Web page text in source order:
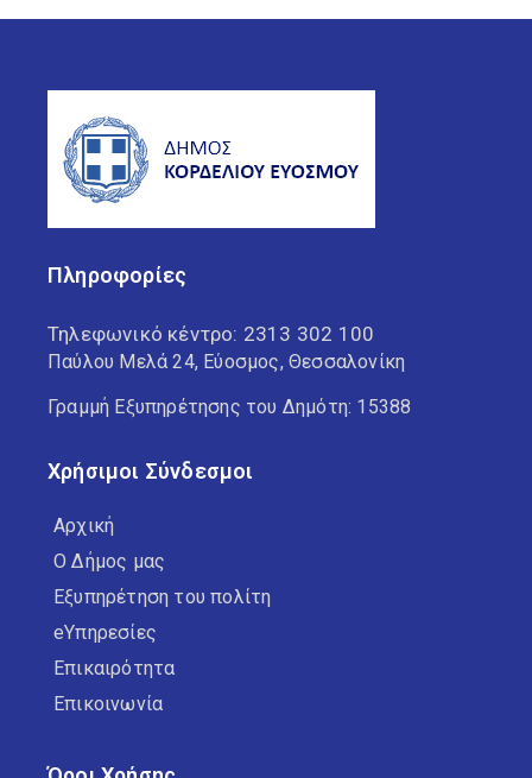
Πληροφορίες
Τηλεφωνικό κέντρο: 2313 302 100
Παύλου Μελά 24, Εύοσμος, Θεσσαλονίκη
Γραμμή Εξυπηρέτησης του Δημότη: 15388
Χρήσιμοι Σύνδεσμοι
Αρχική
Ο Δήμος μας
Εξυπηρέτηση του πολίτη
eΥπηρεσίες
Επικαιρότητα
Επικοινωνία